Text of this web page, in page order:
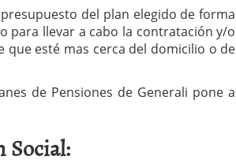
del plan elegido de forma
para llevar a cabo la contratación y/o
que esté mas cerca del domicilio o de
de Pensiones de Generali pone a
Social: